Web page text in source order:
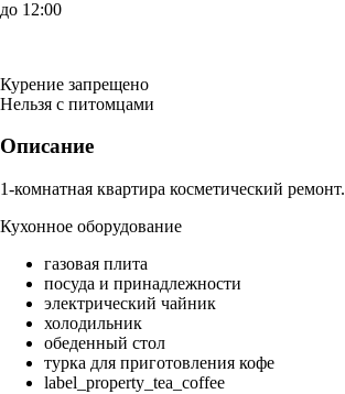
до 12:00
Курение запрещено
Нельзя с питомцами
Описание
1-комнатная квартира косметический ремонт.
Кухонное оборудование
газовая плита
посуда и принадлежности
электрический чайник
холодильник
обеденный стол
турка для приготовления кофе
label_property_tea_coffee